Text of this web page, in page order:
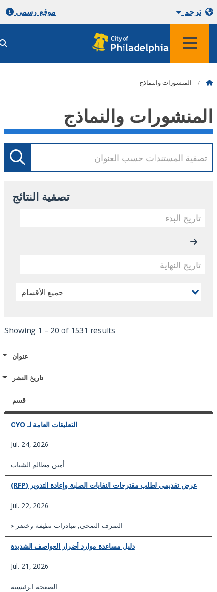
موقع رسمي ترجم
المنشورات والنماذج
والنماذج
تصفية النتائج
Showing 1 – 20 of 1531 results
عنوان
تاريخ النشر
قسم
التعليقات العامة لـ OYO
Jul. 24, 2026
أمين مظالم الشباب
عرض تقديمي لطلب مقترحات النفايات الصلبة وإعادة التدوير (RFP)
Jul. 22, 2026
الصرف الصحي,مبادرات نظيفة وخضراء
دليل مساعدة موارد أضرار العواصف الشديدة
Jul. 21, 2026
الصفحة الرئيسية